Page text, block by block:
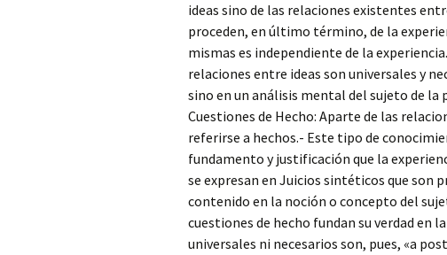
ideas sino de las relaciones existentes
proceden, en último término, de la
mismas es independiente de la
relaciones entre ideas son universales y
sino en un análisis mental del sujeto de la
Cuestiones de Hecho: Aparte de las
referirse a hechos.- Este tipo de
fundamento y justificación que la
se expresan en Juicios sintéticos que son
contenido en la noción o concepto del
cuestiones de hecho fundan su verdad en
universales ni necesarios son, pues, «a